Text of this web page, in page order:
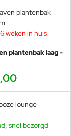
Coirier,
en comfort
van deze
sterk.
met een
mooi,
weken in huis
plantenbak laag -
-17%
snel bezorgd